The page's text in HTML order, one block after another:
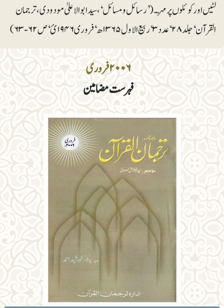
۲۰۰۶فروری
فہرست مضامین
لٹیں اور کوئلوں پر مُہر۔ (’رسائل و مسائل‘، سیدابوالاعلیٰ مودودی، ترجمان
القرآن‘ جلد ۲۸‘ عدد ۳‘ربیع الاول ۱۳۶۵ھ‘ فروری ۱۹۴۶ئ‘ ص ۶۲-۶۳)